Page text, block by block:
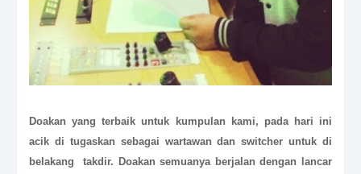
Doakan yang terbaik untuk kumpulan kami, pada hari ini
acik di tugaskan sebagai wartawan dan switcher untuk di
belakang takdir. Doakan semuanya berjalan dengan lancar